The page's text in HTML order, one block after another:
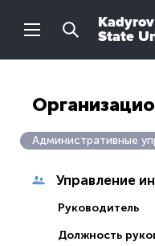
State
Административные
Управление
Руководитель
Должность